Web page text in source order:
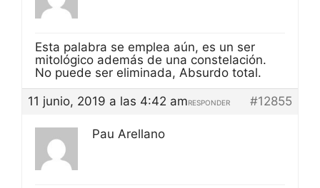
Esta palabra se emplea aún, es un ser
mitológico además de una constelación.
No puede ser eliminada, Absurdo total.
11 junio, 2019 a las 4:42 am
#12855
RESPONDER
Pau Arellano